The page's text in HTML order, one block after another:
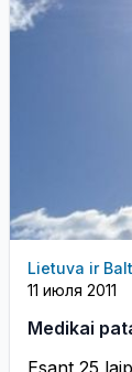
Lietuva ir
11 июля 2011
Medikai
Esant 25